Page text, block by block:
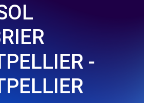
-